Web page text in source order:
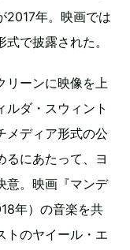
2017年。映画では
で披露された。
リーンに映像を上
ルダ・スウィント
メディア形式の公
るにあたって、ヨ
意。映画『マンデ
年）の音楽を共
トのヤイール・エ